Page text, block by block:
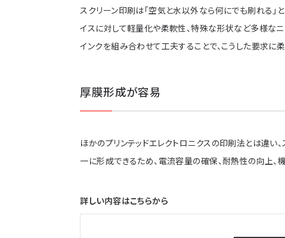
スクリーン印刷は「空気と水以外なら何にでも刷れる
イスに対して軽量化や柔軟性、特殊な形状など多様な
インクを組み合わせて工夫することで、こうした要求に
厚膜形成が容易
ほかのプリンテッドエレクトロニクスの印刷法とは違
一に形成できるため、電流容量の確保、耐熱性の向上、
詳しい内容はこちらから